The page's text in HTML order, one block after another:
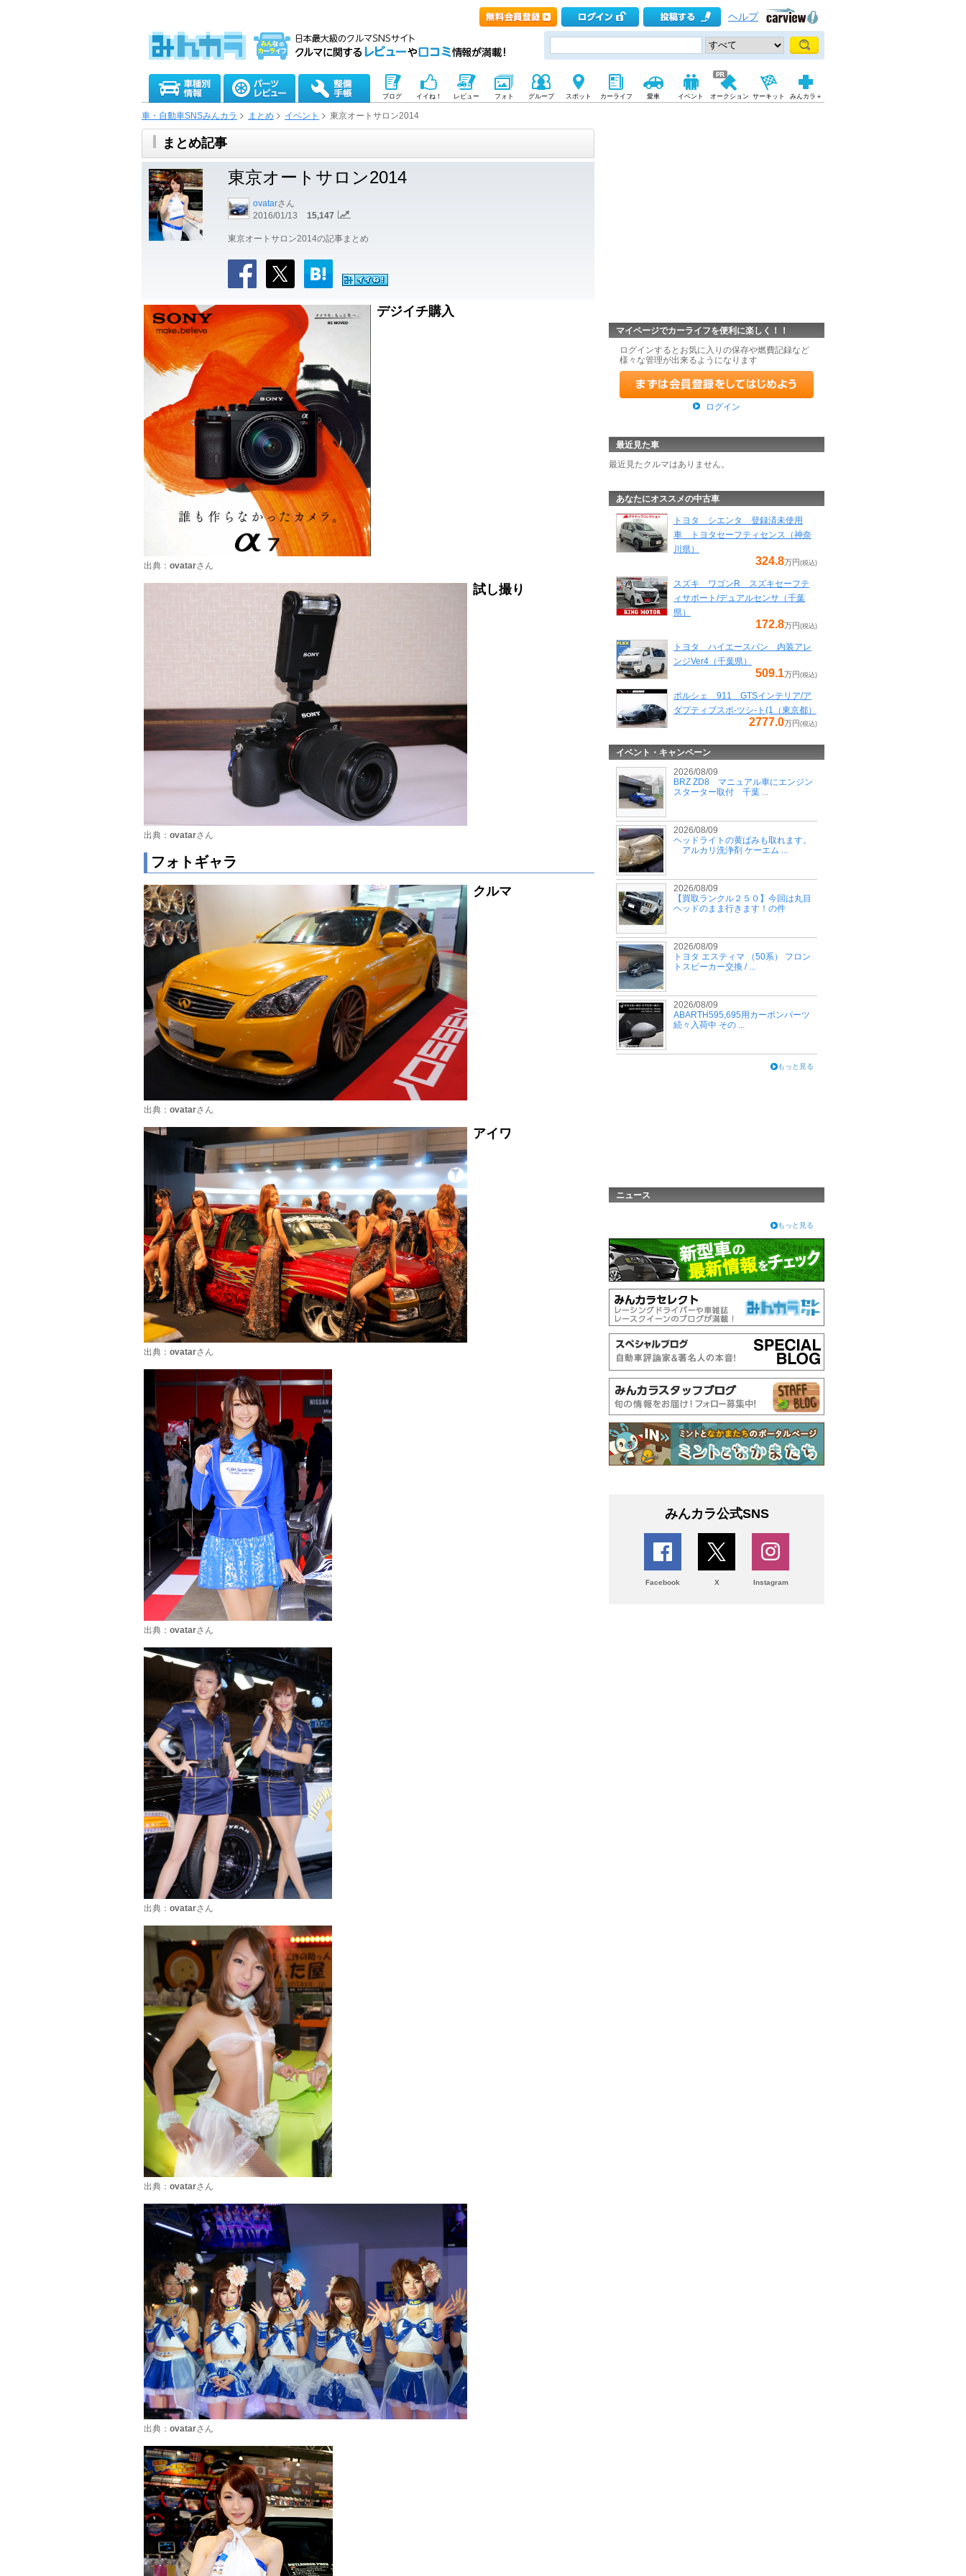
ヘルプ
ブログ イイね！ レビュー フォト グループ スポット カーライフ 愛車 イベント オークション サーキット みんカラ＋
車・自動車SNSみんカラ まとめ イベント 東京オートサロン2014
まとめ記事
東京オートサロン2014
ovatarさん
2016/01/13
15,147
東京オートサロン2014の記事まとめ
デジイチ購入
出典： ovatarさん
試し撮り
出典： ovatarさん
フォトギャラ
クルマ
出典： ovatarさん
アイワ
出典： ovatarさん
出典： ovatarさん
出典： ovatarさん
出典： ovatarさん
出典： ovatarさん
マイページでカーライフを便利に楽しく！！
ログインするとお気に入りの保存や燃費記録など
様々な管理が出来るようになります
ログイン
最近見た車
最近見たクルマはありません。
あなたにオススメの中古車
トヨタ シエンタ 登録済未使用
車 トヨタセーフティセンス（神奈
川県）
324.8万円(税込)
スズキ ワゴンR スズキセーフテ
ィサポート/デュアルセンサ（千葉
県）
172.8万円(税込)
トヨタ ハイエースバン 内装アレ
ンジVer4（千葉県）
509.1万円(税込)
ポルシェ 911 GTSインテリア/ア
ダプティブスポ-ツシ-ト(1（東京都）
2777.0万円(税込)
イベント・キャンペーン
2026/08/09
BRZ ZD8 マニュアル車にエンジン
スターター取付 千葉 ...
2026/08/09
ヘッドライトの黄ばみも取れます。
アルカリ洗浄剤 ケーエム ...
2026/08/09
【買取ランクル２５０】今回は丸目
ヘッドのまま行きます！の件
2026/08/09
トヨタ エスティマ （50系） フロン
トスピーカー交換 / ...
2026/08/09
ABARTH595,695用カーボンパーツ
続々入荷中 その ...
もっと見る
ニュース
もっと見る
みんカラ公式SNS
Facebook X Instagram